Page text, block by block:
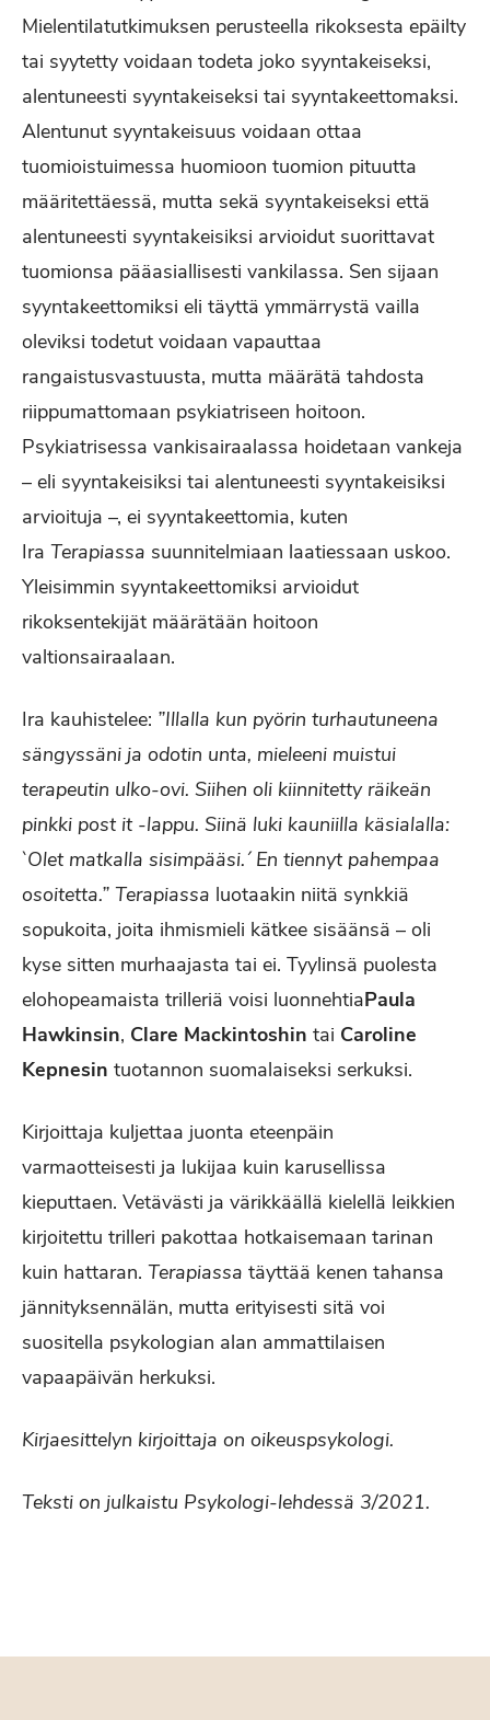
Mielentilatutkimuksen perusteella rikoksesta epäilty
tai syytetty voidaan todeta joko syyntakeiseksi,
alentuneesti syyntakeiseksi tai syyntakeettomaksi.
Alentunut syyntakeisuus voidaan ottaa
tuomioistuimessa huomioon tuomion pituutta
määritettäessä, mutta sekä syyntakeiseksi että
alentuneesti syyntakeisiksi arvioidut suorittavat
tuomionsa pääasiallisesti vankilassa. Sen sijaan
syyntakeettomiksi eli täyttä ymmärrystä vailla
oleviksi todetut voidaan vapauttaa
rangaistusvastuusta, mutta määrätä tahdosta
riippumattomaan psykiatriseen hoitoon.
Psykiatrisessa vankisairaalassa hoidetaan vankeja
– eli syyntakeisiksi tai alentuneesti syyntakeisiksi
arvioituja –, ei syyntakeettomia, kuten
Ira Terapiassa suunnitelmiaan laatiessaan uskoo.
Yleisimmin syyntakeettomiksi arvioidut
rikoksentekijät määrätään hoitoon
valtionsairaalaan.
Ira kauhistelee: ”Illalla kun pyörin turhautuneena
sängyssäni ja odotin unta, mieleeni muistui
terapeutin ulko-ovi. Siihen oli kiinnitetty räikeän
pinkki post it -lappu. Siinä luki kauniilla käsialalla:
`Olet matkalla sisimpääsi.´ En tiennyt pahempaa
osoitetta.” Terapiassa luotaakin niitä synkkiä
sopukoita, joita ihmismieli kätkee sisäänsä – oli
kyse sitten murhaajasta tai ei. Tyylinsä puolesta
elohopeamaista trilleriä voisi luonnehtiaPaula
Hawkinsin, Clare Mackintoshin tai Caroline
Kepnesin tuotannon suomalaiseksi serkuksi.
Kirjoittaja kuljettaa juonta eteenpäin
varmaotteisesti ja lukijaa kuin karusellissa
kieputtaen. Vetävästi ja värikkäällä kielellä leikkien
kirjoitettu trilleri pakottaa hotkaisemaan tarinan
kuin hattaran. Terapiassa täyttää kenen tahansa
jännityksennälän, mutta erityisesti sitä voi
suositella psykologian alan ammattilaisen
vapaapäivän herkuksi.
Kirjaesittelyn kirjoittaja on oikeuspsykologi.
Teksti on julkaistu Psykologi-lehdessä 3/2021.